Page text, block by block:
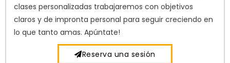
clases personalizadas trabajaremos con objetivos
claros y de impronta personal para seguir creciendo en
lo que tanto amas. Apúntate!
Reserva una sesión